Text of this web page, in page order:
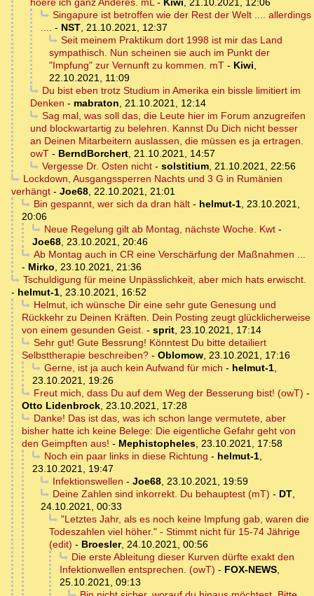
hoere ich ganz Anderes. mL- Kiwi, 21.10.2021, 12:06
Singapure ist betroffen wie der Rest der Welt .... allerdings
.... - NST, 21.10.2021, 12:37
Seit meinem Praktikum dort 1998 ist mir das Land
sympathisch. Nun scheinen sie auch im Punkt der
"Impfung" zur Vernunft zu kommen. mT - Kiwi,
22.10.2021, 11:09
Du bist eben trotz Studium in Amerika ein bissle limitiert im
Denken - mabraton, 21.10.2021, 12:14
Sag mal, was soll das, die Leute hier im Forum anzugreifen
und blockwartartig zu belehren. Kannst Du Dich nicht besser
an Deinen Mitarbeitern auslassen, die müssen es ja ertragen.
owT - BerndBorchert, 21.10.2021, 14:57
Vergesse Dr. Osten nicht- solstitium, 21.10.2021, 22:56
Lockdown, Ausgangssperren Nachts und 3 G in Rumänien
verhängt - Joe68, 22.10.2021, 21:01
Bin gespannt, wer sich da dran hält- helmut-1, 23.10.2021,
20:06
Neue Regelung gilt ab Montag, nächste Woche. Kwt-
Joe68, 23.10.2021, 20:46
Ab Montag auch in CR eine Verschärfung der Maßnahmen ...
- Mirko, 23.10.2021, 21:36
Tschuldigung für meine Unpässlichkeit, aber mich hats erwischt.
- helmut-1, 23.10.2021, 16:52
Helmut, ich wünsche Dir eine sehr gute Genesung und
Rückkehr zu Deinen Kräften. Dein Posting zeugt glücklicherweise
von einem gesunden Geist. - sprit, 23.10.2021, 17:14
Sehr gut! Gute Bessrung! Könntest Du bitte detailiert
Selbsttherapie beschreiben? - Oblomow, 23.10.2021, 17:16
Gerne, ist ja auch kein Aufwand für mich - helmut-1,
23.10.2021, 19:26
Freut mich, dass Du auf dem Weg der Besserung bist! (owT) -
Otto Lidenbrock, 23.10.2021, 17:28
Danke! Das ist das, was ich schon lange vermutete, aber
bisher hatte ich keine Belege: Die eigentliche Gefahr geht von
den Geimpften aus! - Mephistopheles, 23.10.2021, 17:58
Noch ein paar links in diese Richtung - helmut-1,
23.10.2021, 19:47
Infektionswellen - Joe68, 23.10.2021, 19:59
Deine Zahlen sind inkorrekt. Du behauptest (mT) - DT,
24.10.2021, 00:33
"Letztes Jahr, als es noch keine Impfung gab, waren die
Todeszahlen viel höher." - Stimmt nicht für 15-74 Jährige
(edit) - Broesler, 24.10.2021, 00:56
Die erste Ableitung dieser Kurven dürfte exakt den
Infektionwellen entsprechen. (owT) - FOX-NEWS,
25.10.2021, 09:13